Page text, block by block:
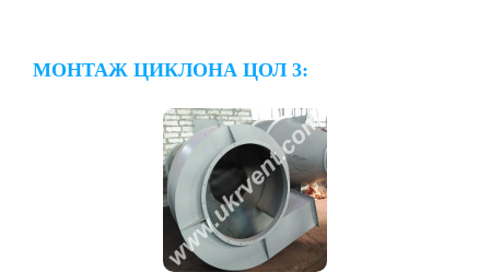
МОНТАЖ ЦИКЛОНА ЦОЛ 3: